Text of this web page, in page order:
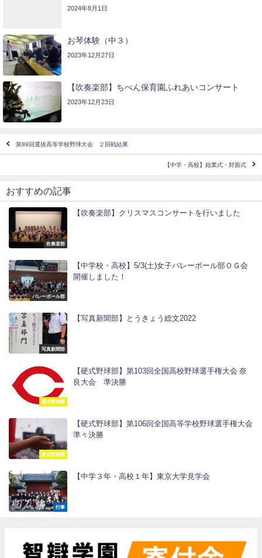
2024年8月1日
お琴体験（中３）
2023年12月27日
【吹奏楽部】ちべん保育園ふれあいコンサート
2023年12月23日
第89回選抜高等学校野球大会 ２回戦結果
【中学・高校】始業式・対面式
おすすめの記事
吹奏楽部
【吹奏楽部】クリスマスコンサートを行いました
バレーボール部
【中学校・高校】5/3(土)女子バレーボール部ＯＧ会
開催しました！
写真新聞部
【写真新聞部】とうきょう総文2022
硬式野球部
【硬式野球部】第103回全国高校野球選手権大会 奈
良大会 準決勝
硬式野球部
【硬式野球部】第106回全国高等学校野球選手権大会
準々決勝
行事
【中学３年・高校１年】東京大学見学会